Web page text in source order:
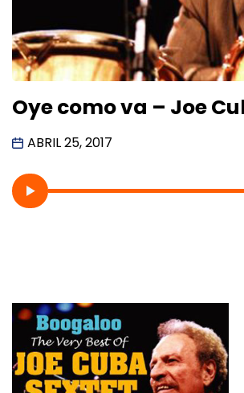
Oye como va – Joe
ABRIL 25, 2017